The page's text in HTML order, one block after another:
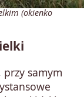
(okienko
przy samym